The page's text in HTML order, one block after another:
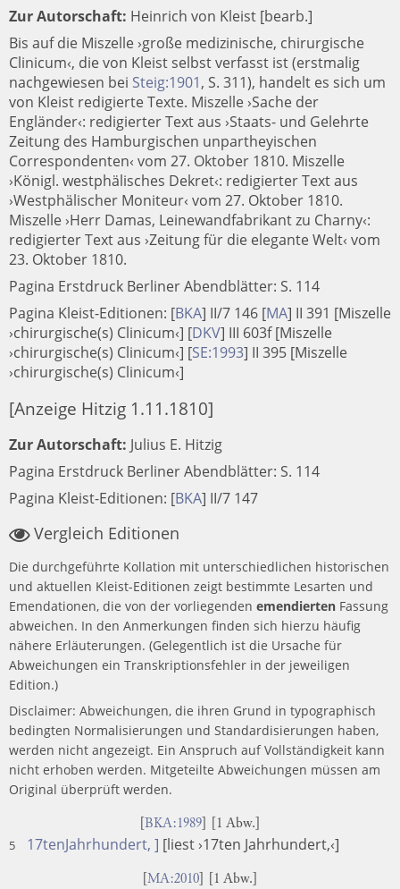
Zur Autorschaft: Heinrich von Kleist [bearb.]
Bis auf die Miszelle ›große medizinische, chirurgische
Clinicum‹, die von Kleist selbst verfasst ist (erstmalig
nachgewiesen bei Steig:1901, S. 311), handelt es sich um
von Kleist redigierte Texte. Miszelle ›Sache der
Engländer‹: redigierter Text aus ›Staats- und Gelehrte
Zeitung des Hamburgischen unpartheyischen
Correspondenten‹ vom 27. Oktober 1810. Miszelle
›Königl. westphälisches Dekret‹: redigierter Text aus
›Westphälischer Moniteur‹ vom 27. Oktober 1810.
Miszelle ›Herr Damas, Leinewandfabrikant zu Charny‹:
redigierter Text aus ›Zeitung für die elegante Welt‹ vom
23. Oktober 1810.
Pagina Erstdruck Berliner Abendblätter: S. 114
Pagina Kleist-Editionen: [BKA] II/7 146 [MA] II 391 [Miszelle
›chirurgische(s) Clinicum‹] [DKV] III 603f [Miszelle
›chirurgische(s) Clinicum‹] [SE:1993] II 395 [Miszelle
›chirurgische(s) Clinicum‹]
[Anzeige Hitzig 1.11.1810]
Zur Autorschaft: Julius E. Hitzig
Pagina Erstdruck Berliner Abendblätter: S. 114
Pagina Kleist-Editionen: [BKA] II/7 147
Vergleich Editionen
Die durchgeführte Kollation mit unterschiedlichen historischen
und aktuellen Kleist-Editionen zeigt bestimmte Lesarten und
Emendationen, die von der vorliegenden emendierten Fassung
abweichen. In den Anmerkungen finden sich hierzu häufig
nähere Erläuterungen. (Gelegentlich ist die Ursache für
Abweichungen ein Transkriptionsfehler in der jeweiligen
Edition.)
Disclaimer: Abweichungen, die ihren Grund in typographisch
bedingten Normalisierungen und Standardisierungen haben,
werden nicht angezeigt. Ein Anspruch auf Vollständigkeit kann
nicht erhoben werden. Mitgeteilte Abweichungen müssen am
Original überprüft werden.
BKA:1989 ] [1 Abw.]
5 17tenJahrhundert, ] [liest ›17ten Jahrhundert,‹]
MA:2010 ] [1 Abw.]